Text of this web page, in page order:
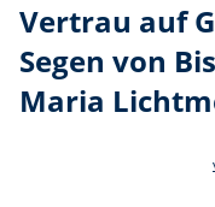
Vertrau auf
Segen von
Maria